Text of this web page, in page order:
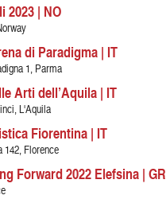
2023 | NO
di Paradigma | IT
1, Parma
Arti dell’Aquila | IT
L'Aquila
Fiorentina | IT
142, Florence
Forward 2022 Elefsina | GR